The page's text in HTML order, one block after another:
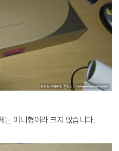
는 미니형이라 크지 않습니다.